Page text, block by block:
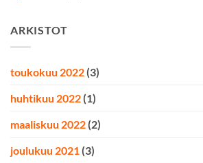
ARKISTOT
toukokuu 2022 (3)
huhtikuu 2022 (1)
maaliskuu 2022 (2)
joulukuu 2021 (3)